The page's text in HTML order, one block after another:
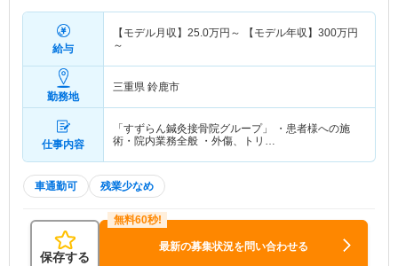
給与
【モデル月収】 25.0万円～ 【モデル年収】 300万円
～
勤務地
三重県 鈴鹿市
仕事内容
「すずらん鍼灸接骨院グループ」 ・患者様への施
術・院内業務全般 ・外傷、トリ…
車通勤可 残業少なめ
保存する
最新の募集状況を問い合わせる